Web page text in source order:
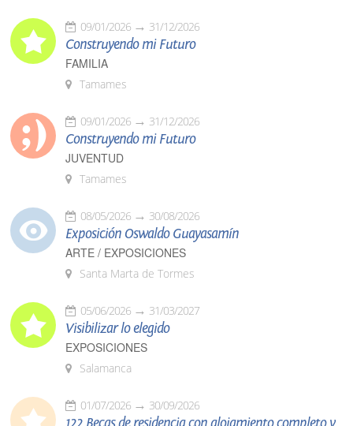
09/01/2026 31/12/2026
Construyendo mi Futuro
FAMILIA
Tamames
09/01/2026 31/12/2026
Construyendo mi Futuro
JUVENTUD
Tamames
08/05/2026 30/08/2026
Exposición Oswaldo Guayasamín
ARTE / EXPOSICIONES
Santa Marta de Tormes
05/06/2026 31/03/2027
Visibilizar lo elegido
EXPOSICIONES
Salamanca
01/07/2026 30/09/2026